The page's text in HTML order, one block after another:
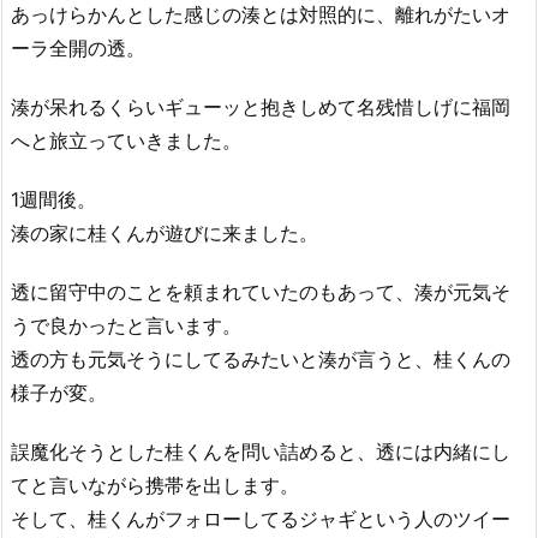
あっけらかんとした感じの湊とは対照的に、離れがたいオ
ーラ全開の透。
湊が呆れるくらいギューッと抱きしめて名残惜しげに福岡
へと旅立っていきました。
1週間後。
湊の家に桂くんが遊びに来ました。
透に留守中のことを頼まれていたのもあって、湊が元気そ
うで良かったと言います。
透の方も元気そうにしてるみたいと湊が言うと、桂くんの
様子が変。
誤魔化そうとした桂くんを問い詰めると、透には内緒にし
てと言いながら携帯を出します。
そして、桂くんがフォローしてるジャギという人のツイー